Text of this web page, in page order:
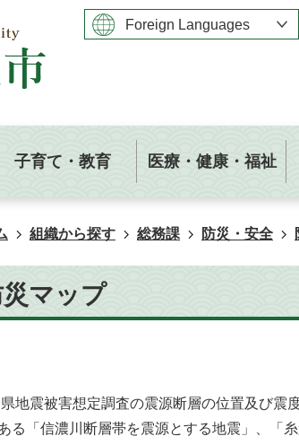
子育て・教育 医療・健康・福祉
組織から探す 総務課 防災・安全
マップ
地震被害想定調査の震源断層の位置及び震
る「信濃川断層帯を震源とする地震」、「